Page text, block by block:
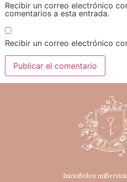
Recibir un correo electrónico
comentarios a esta entrada.
Recibir un correo electrónico
InicioSobre mí